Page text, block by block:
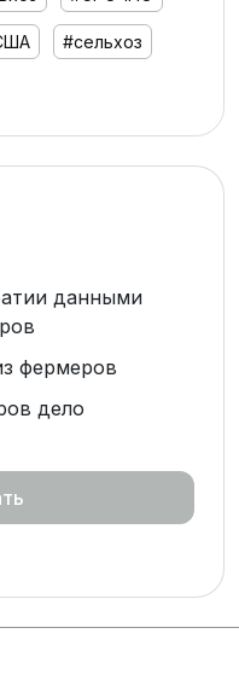
#сельхоз
данными
фермеров
дело